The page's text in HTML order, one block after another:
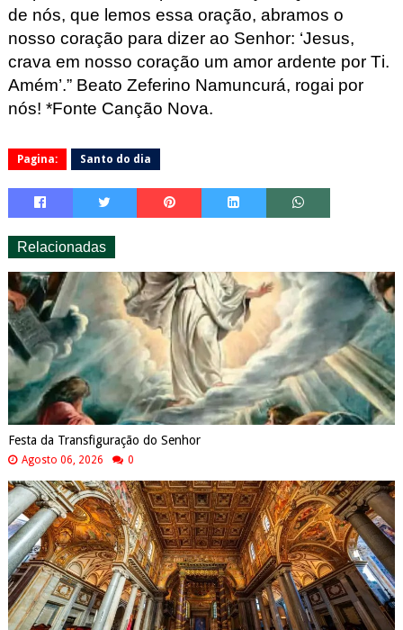
de nós, que lemos essa oração, abramos o
nosso coração para dizer ao Senhor: ‘Jesus,
crava em nosso coração um amor ardente por Ti.
Amém’.” Beato Zeferino Namuncurá, rogai por
nós! *Fonte Canção Nova.
Pagina: Santo do dia
Relacionadas
Festa da Transfiguração do Senhor
Agosto 06, 2026 0